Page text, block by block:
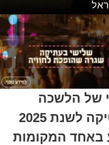
של הלשכה
המרכזית לסטטיסטיקה לשנת 2025
באחד המקומות